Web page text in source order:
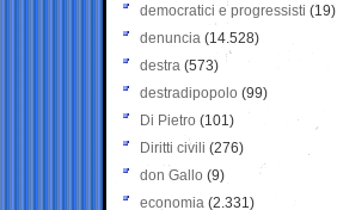
democratici e progressisti (19)
denuncia (14.528)
destra (573)
destradipopolo (99)
Di Pietro (101)
Diritti civili (276)
don Gallo (9)
economia (2.331)